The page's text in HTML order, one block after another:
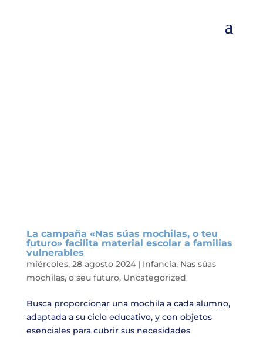
La campaña «Nas súas mochilas, o teu
futuro» facilita material escolar a familias
vulnerables
miércoles, 28 agosto 2024| Infancia, Nas súas
mochilas, o seu futuro, Uncategorized
Busca proporcionar una mochila a cada alumno,
adaptada a su ciclo educativo, y con objetos
esenciales para cubrir sus necesidades